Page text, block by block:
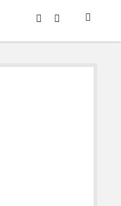
twitterfacebook